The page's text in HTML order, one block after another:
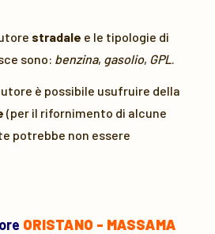
stradale e le tipologie di
sono: benzina, gasolio, GPL.
è possibile usufruire della
(per il rifornimento di alcune
potrebbe non essere
ORISTANO - MASSAMA